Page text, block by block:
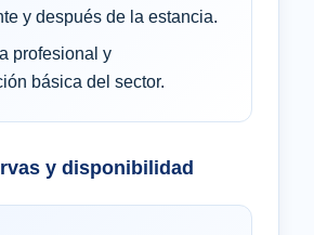
y después de la estancia.
profesional y
básica del sector.
y disponibilidad